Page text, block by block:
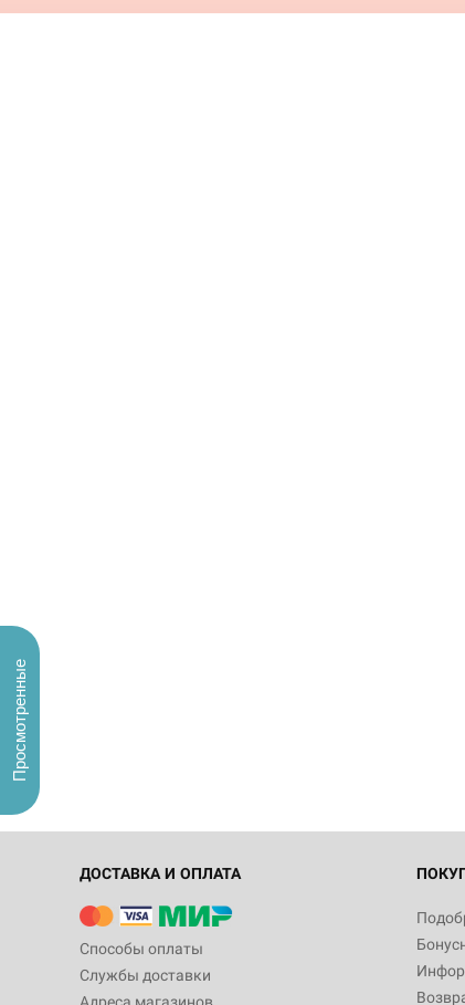
ДОСТАВКА И ОПЛАТА
Способы оплаты
Службы доставки
Просмотренные